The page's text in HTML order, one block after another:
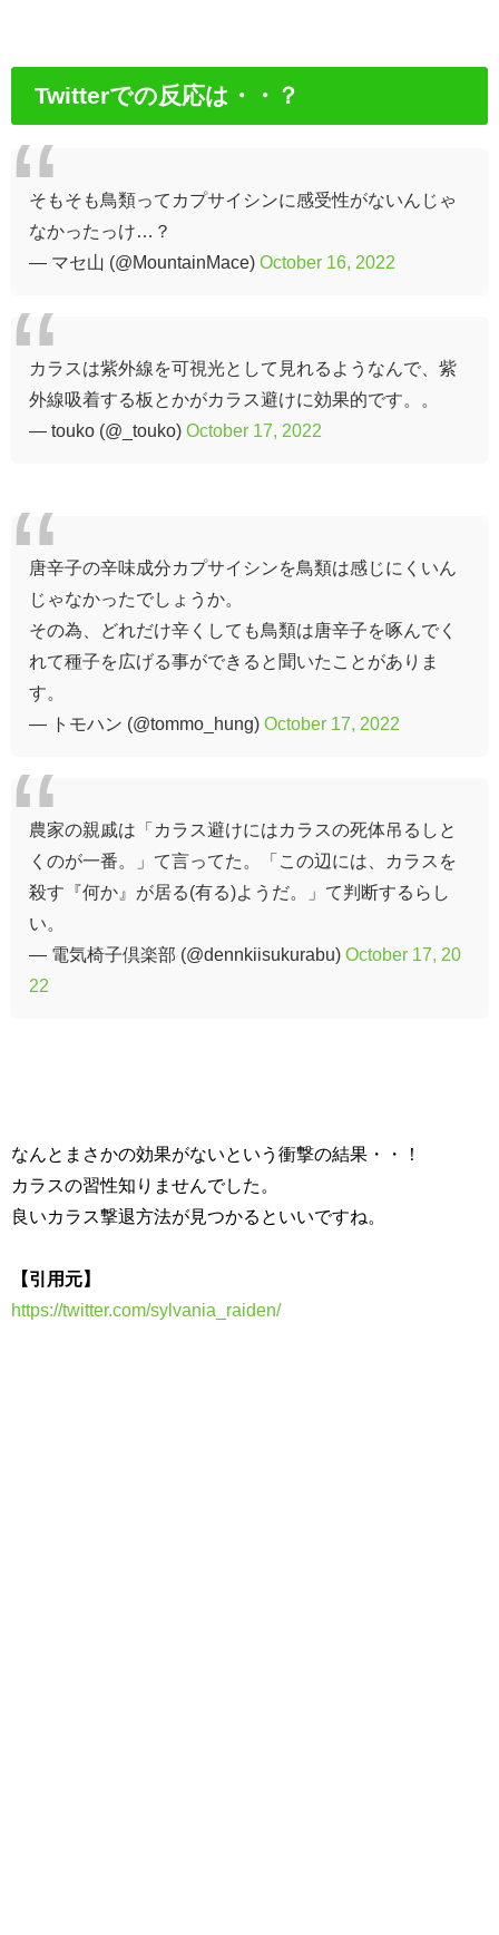
Twitterでの反応は・・？
そもそも鳥類ってカプサイシンに感受性がないんじゃ
なかったっけ…？
— マセ山 (@MountainMace) October 16, 2022
カラスは紫外線を可視光として見れるようなんで、紫
外線吸着する板とかがカラス避けに効果的です。。
— touko (@_touko) October 17, 2022
唐辛子の辛味成分カプサイシンを鳥類は感じにくいん
じゃなかったでしょうか。
その為、どれだけ辛くしても鳥類は唐辛子を啄んでく
れて種子を広げる事ができると聞いたことがありま
す。
— トモハン (@tommo_hung) October 17, 2022
農家の親戚は「カラス避けにはカラスの死体吊るしと
くのが一番。」て言ってた。「この辺には、カラスを
殺す『何か』が居る(有る)ようだ。」て判断するらし
い。
— 電気椅子倶楽部 (@dennkiisukurabu) October 17, 20
22
なんとまさかの効果がないという衝撃の結果・・！
カラスの習性知りませんでした。
良いカラス撃退方法が見つかるといいですね。
【引用元】
https://twitter.com/sylvania_raiden/